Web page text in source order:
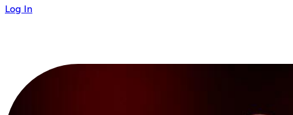
Log In